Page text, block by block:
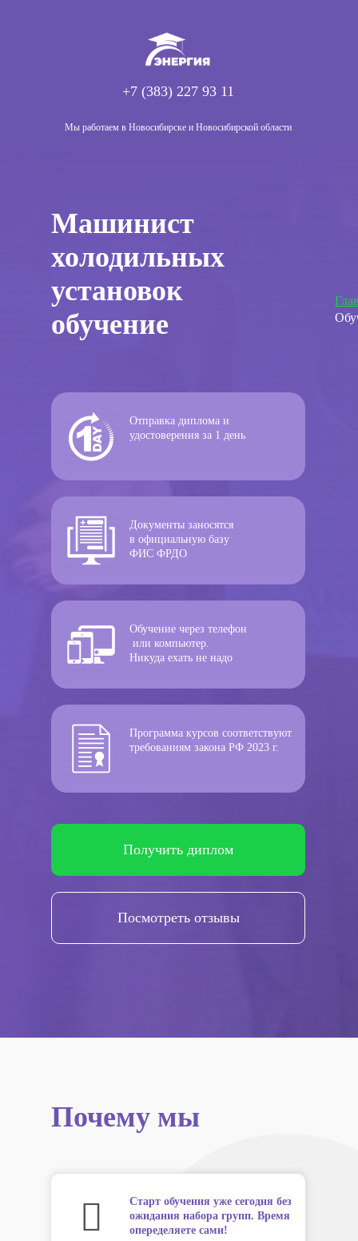
Мы работаем в Новосибирске и Новосибирской области
+7 (383) 227 93 11
Машинист
холодильных
установок
обучение
Получить диплом
Отправка диплома и
удостоверения за 1 день
Документы заносятся
в официальную базу
ФИС ФРДО
Обучение через телефон
или компьютер.
Никуда ехать не надо
Программа курсов соответствуют
требованиям закона РФ 2023 г.
Посмотреть отзывы
Почему мы
Старт обучения уже сегодня без
ожидания набора групп. Время
опеределяете сами!